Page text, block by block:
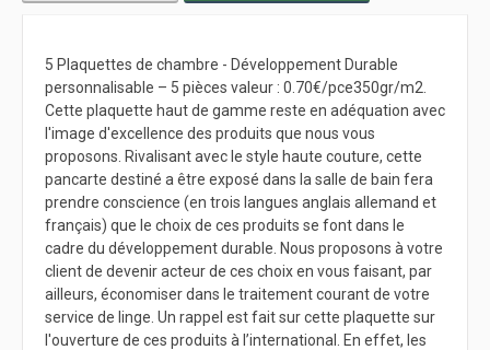
5 Plaquettes de chambre - Développement Durable
personnalisable – 5 pièces valeur : 0.70€/pce350gr/m2.
Cette plaquette haut de gamme reste en adéquation avec
l'image d'excellence des produits que nous vous
proposons. Rivalisant avec le style haute couture, cette
pancarte destiné a être exposé dans la salle de bain fera
prendre conscience (en trois langues anglais allemand et
français) que le choix de ces produits se font dans le
cadre du développement durable. Nous proposons à votre
client de devenir acteur de ces choix en vous faisant, par
ailleurs, économiser dans le traitement courant de votre
service de linge. Un rappel est fait sur cette plaquette sur
l'ouverture de ces produits à l’international. En effet, les